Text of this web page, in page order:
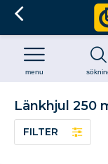
menu
Länkhjul 250
FILTER